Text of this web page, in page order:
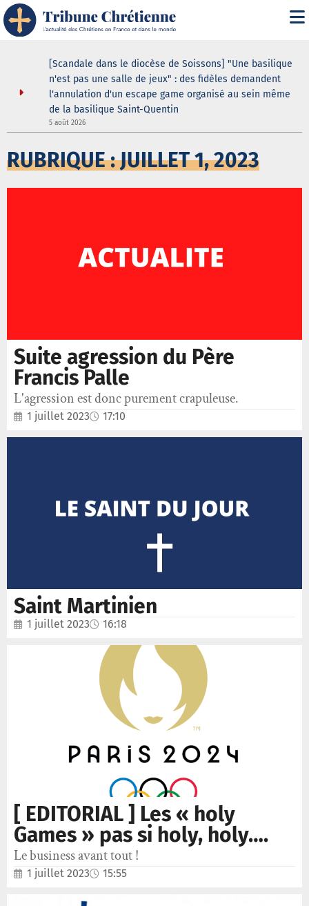
[Scandale dans le diocèse de Soissons] "Une basilique
n'est pas une salle de jeux" : des fidèles demandent
l'annulation d'un escape game organisé au sein même
de la basilique Saint-Quentin
5 août 2026
RUBRIQUE : JUILLET 1, 2023
Suite agression du Père
Francis Palle
L'agression est donc purement crapuleuse.
1 juillet 2023 17:10
Saint Martinien
1 juillet 2023 16:18
[ EDITORIAL ] Les « holy
Games » pas si holy, holy….
Le business avant tout !
1 juillet 2023 15:55